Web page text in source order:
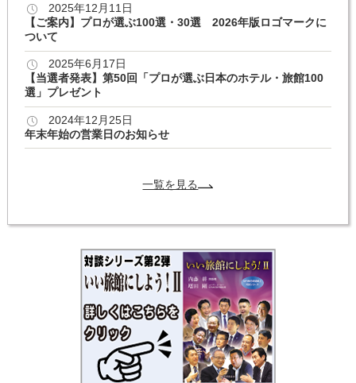
2025年12月11日
【ご案内】プロが選ぶ100選・30選 2026年版ロゴマークに
ついて
2025年6月17日
【当選者発表】第50回「プロが選ぶ日本のホテル・旅館100
選」プレゼント
2024年12月25日
年末年始の営業日のお知らせ
一覧を見る